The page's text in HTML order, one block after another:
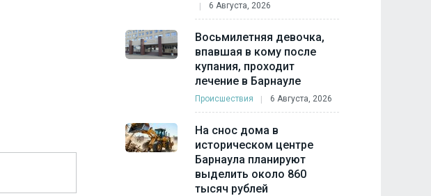
6 Августа, 2026
Восьмилетняя девочка,
впавшая в кому после
купания, проходит
лечение в Барнауле
Происшествия 6 Августа, 2026
На снос дома в
историческом центре
Барнаула планируют
выделить около 860
тысяч рублей